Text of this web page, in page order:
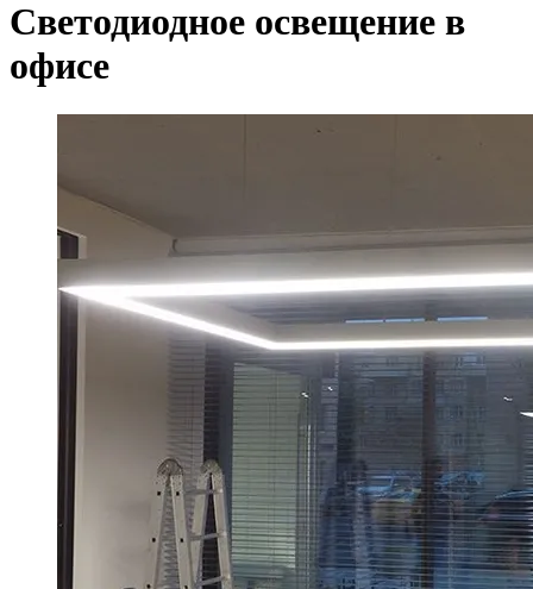
Светодиодное освещение в
офисе